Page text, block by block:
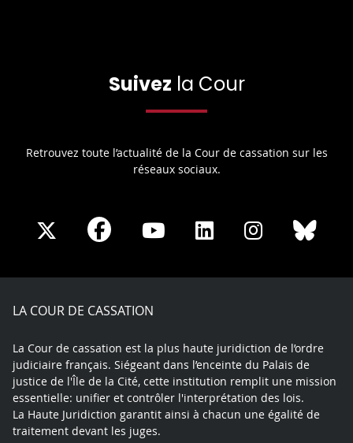
Suivez la Cour
Retrouvez toute l’actualité de la Cour de cassation sur les
réseaux sociaux.
Share
X
Share
Facebook
Share
Youtube
Share
LinkedIn
Share
Instagram
LA COUR DE CASSATION
La Cour de cassation est la plus haute juridiction de l’ordre
judiciaire français. Siégeant dans l’enceinte du Palais de
justice de l'Île de la Cité, cette institution remplit une mission
essentielle: unifier et contrôler l'interprétation des lois.
La Haute Juridiction garantit ainsi à chacun une égalité de
traitement devant les juges.